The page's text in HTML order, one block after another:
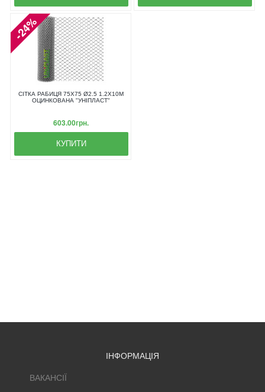
-24%
СІТКА РАБИЦЯ 75Х75 Ø2.5 1.2Х10М
ОЦИНКОВАНА "УНІПЛАСТ"
603.00грн.
КУПИТИ
ІНФОРМАЦІЯ
ВАКАНСІЇ